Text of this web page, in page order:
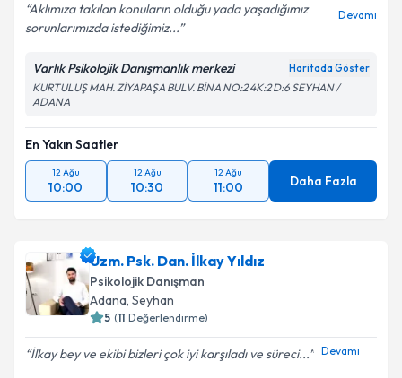
Aklımıza takılan konuların olduğu yada yaşadığımız
sorunlarımızda istediğimiz...
Devamı
Varlık Psikolojik Danışmanlık merkezi Haritada Göster
KURTULUŞ MAH. ZİYAPAŞA BULV. BİNA NO:2 4K:2 D:6 SEYHAN /
ADANA
En Yakın Saatler
12 Ağu
10:00
12 Ağu
10:30
12 Ağu
11:00 Daha Fazla
Uzm. Psk. Dan. İlkay Yıldız
Psikolojik Danışman
Adana, Seyhan
5 (11 Değerlendirme)
İlkay bey ve ekibi bizleri çok iyi karşıladı ve süreci... Devamı